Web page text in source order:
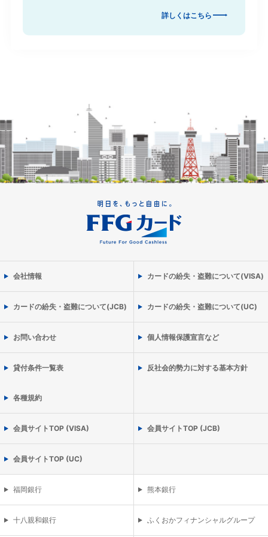
詳しくはこちら
会社情報 カードの紛失・盗難について(VISA)
カードの紛失・盗難について(JCB) カードの紛失・盗難について(UC)
お問い合わせ 個人情報保護宣言など
貸付条件一覧表 反社会的勢力に対する基本方針
各種規約
会員サイトTOP (VISA) 会員サイトTOP (JCB)
会員サイトTOP (UC)
福岡銀行 熊本銀行
十八親和銀行 ふくおかフィナンシャルグループ